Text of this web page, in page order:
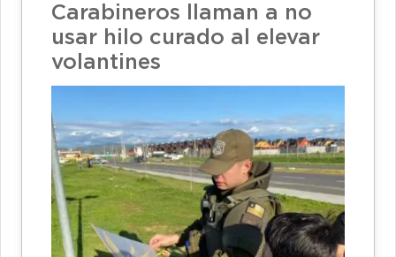
Carabineros llaman a no
usar hilo curado al elevar
volantines